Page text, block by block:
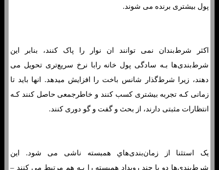
پول بیشتری برنده می شوند.
اکثر شرط‌بندان نمی توانند ان نوار را پاک کنند، بنابر این
شرط‌بندی‌ها بـه سادگی پول خانه رابا نرخ سریع‌تری تحویل می
دهند، زیرا شرط‌گذار شانس باخت را افزایش میدهد. انها باید تا
زمانی کـه تجربه بیشتری کسب کنند و خاطرجمعی حاصل کنند کـه
انتظارات مثبتی دارند، از بحث و گفت و گو دوری کنند.
یک استثنا از زمان‌بندی‌هاي‌ همبسته ناشی می شود. این
شرط‌بندی‌ها دو یا چند رویداد همبسته را بـه هم مرتبط می کنند –